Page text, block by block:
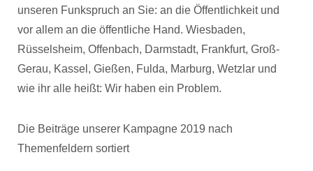
unseren Funkspruch an Sie: an die Öffentlichkeit und
vor allem an die öffentliche Hand. Wiesbaden,
Rüsselsheim, Offenbach, Darmstadt, Frankfurt, Groß-
Gerau, Kassel, Gießen, Fulda, Marburg, Wetzlar und
wie ihr alle heißt: Wir haben ein Problem.
Die Beiträge unserer Kampagne 2019 nach
Themenfeldern sortiert